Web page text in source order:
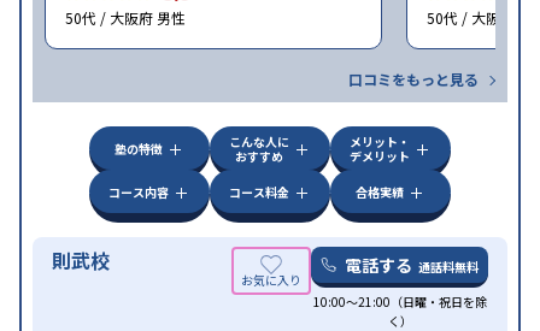
50代 / 大阪府 男性 50代 / 大阪府 男
口コミをもっと見る
塾の特徴
こんな人に
おすすめ
メリット・
デメリット
コース内容
コース料金 合格実績
則武校 電話する 通話料無料
10:00～21:00（日曜・祝日を除
く）